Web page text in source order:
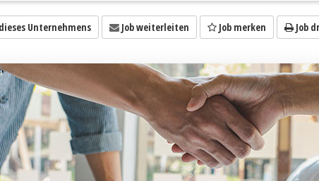
Unternehmens Job weiterleiten Job merken Job